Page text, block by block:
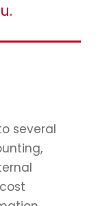
several